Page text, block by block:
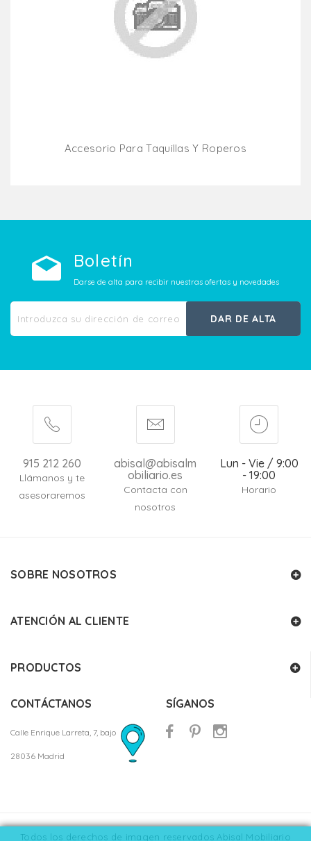
Accesorio Para Taquillas Y Roperos
Boletín
Darse de alta para recibir nuestras ofertas y novedades
DAR DE ALTA
915 212 260
Llámanos y te
asesoraremos
abisal@abisalm
obiliario.es
Contacta con
nosotros
Lun - Vie / 9:00
- 19:00
Horario
SOBRE NOSOTROS
ATENCIÓN AL CLIENTE
PRODUCTOS
CONTÁCTANOS
Calle Enrique Larreta, 7, bajo
28036 Madrid
SÍGANOS
Todos los derechos de imagen reservados Abisal Mobiliario